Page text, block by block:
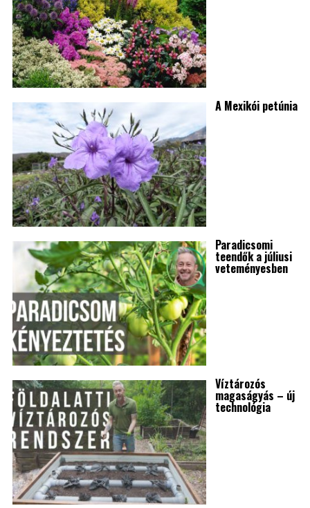
A Mexikói petúnia
Paradicsomi
teendők a júliusi
veteményesben
Víztározós
magaságyás – új
technológia